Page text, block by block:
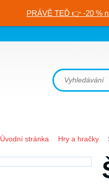
PRÁVĚ TEĎ 👉 -20 %
Úvodní stránka Hry a hračky